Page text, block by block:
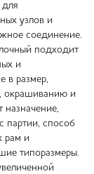
узлов и
соединение.
подходит
и
в размер,
окрашиванию и
назначение,
партии, способ
рам и
типоразмеры.